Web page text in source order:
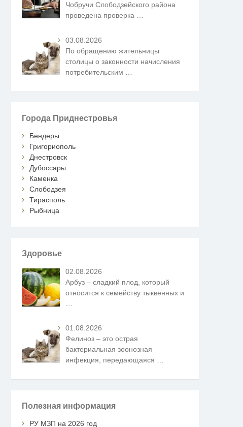
Чобручи Слободзейского района
проведена проверка …
03.08.2026
По обращению жительницы
столицы о законности начисления
потребительским
Города Приднестровья
Бендеры
Григориополь
Днестровск
Дубоссары
Каменка
Слободзея
Тирасполь
Рыбница
Здоровье
02.08.2026
Арбуз – сладкий плод, который
относится к семейству тыквенных и
01.08.2026
Фелиноз – это острая
бактериальная зоонозная
инфекция, передающаяся
Полезная информация
РУ МЗП на 2026 год